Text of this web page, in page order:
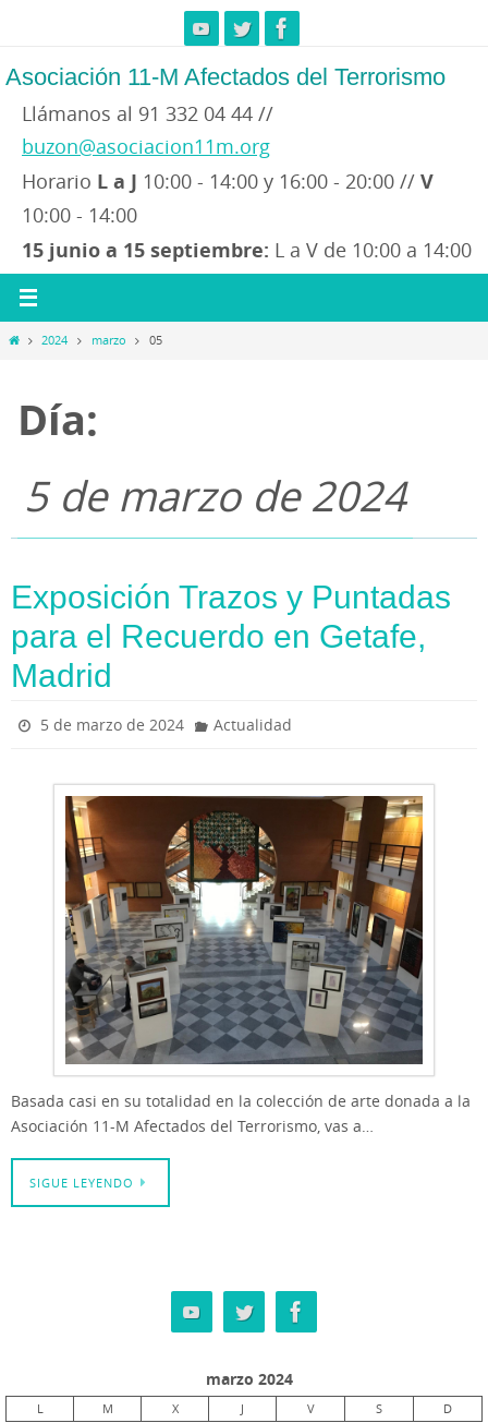
contenido
Asociación 11-M Afectados del Terrorismo
Llámanos al 91 332 04 44 //
buzon@asociacion11m.org
Horario L a J 10:00 - 14:00 y 16:00 - 20:00 // V
10:00 - 14:00
15 junio a 15 septiembre: L a V de 10:00 a 14:00
Inicio2024 marzo 05
Día:
5 de marzo de 2024
Exposición Trazos y Puntadas
para el Recuerdo en Getafe,
Madrid
5 de marzo de 2024 Actualidad
Basada casi en su totalidad en la colección de arte donada a la
Asociación 11-M Afectados del Terro­rismo, vas a…
SIGUE LEYENDO
marzo 2024
L M X J V S D